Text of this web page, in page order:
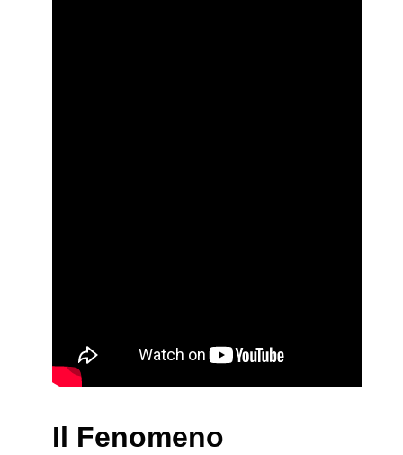
Il Fenomeno